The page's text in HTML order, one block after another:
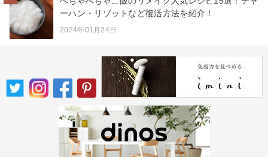
ーハン・リゾットなど復活方法を紹介！
2024年01月24日